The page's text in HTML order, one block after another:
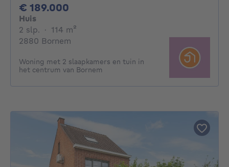
€ 189.000
Huis
2 slp. 2 slaapkamers
· 114 m²
2880 Bornem
Woning met 2 slaapkamers en tuin in
het centrum van Bornem